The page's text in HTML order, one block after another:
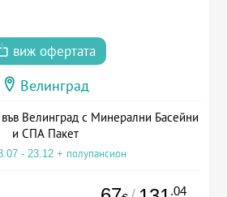
виж офертата
Велинград
Велинград с Минерални Басейни
и СПА Пакет
- 23.12 + полупансион
.04